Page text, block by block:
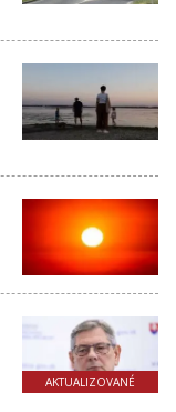
AKTUALIZOVANÉ